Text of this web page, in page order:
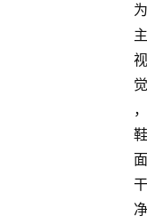
为
主
视
觉
，
鞋
面
干
净